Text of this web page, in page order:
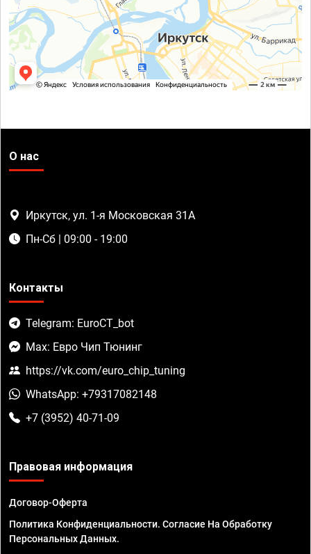
О нас
Иркутск, ул. 1-я Московская 31А
Пн-Сб | 09:00 - 19:00
Контакты
Telegram: EuroCT_bot
Max: Евро Чип Тюнинг
https://vk.com/euro_chip_tuning
WhatsApp: +79317082148
+7 (3952) 40-71-09
Правовая информация
Договор-Оферта
Политика Конфиденциальности. Согласие На Обработку
Персональных Данных.